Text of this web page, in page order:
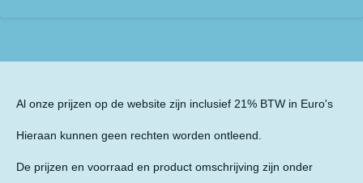
Al onze prijzen op de website zijn inclusief 21% BTW in Euro's
Hieraan kunnen geen rechten worden ontleend.
De prijzen en voorraad en product omschrijving zijn onder